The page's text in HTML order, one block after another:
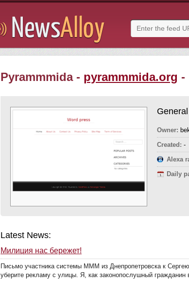
Pyrammmida - pyrammmida.org -
Owner:
Created: -
Alexa
Daily
Latest News:
Милиция нас бережет!
Письмо участника системы МММ из Днепропетровска к
уберите рекламу с улицы. Я, как законопослушный гражданин